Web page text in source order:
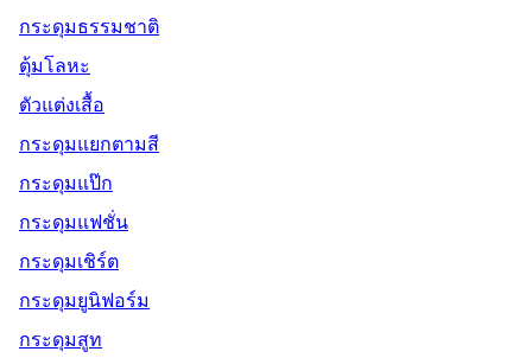
กระดุมธรรมชาติ
ตุ้มโลหะ
ตัวแต่งเสื้อ
กระดุมแยกตามสี
กระดุมแป๊ก
กระดุมแฟชั่น
กระดุมเชิร์ต
กระดุมยูนิฟอร์ม
กระดุมสูท